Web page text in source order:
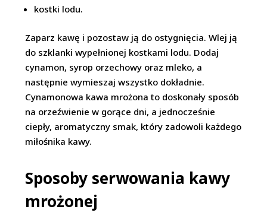
kostki lodu.
Zaparz kawę i pozostaw ją do ostygnięcia. Wlej ją
do szklanki wypełnionej kostkami lodu. Dodaj
cynamon, syrop orzechowy oraz mleko, a
następnie wymieszaj wszystko dokładnie.
Cynamonowa kawa mrożona to doskonały sposób
na orzeźwienie w gorące dni, a jednocześnie
ciepły, aromatyczny smak, który zadowoli każdego
miłośnika kawy.
Sposoby serwowania kawy
mrożonej